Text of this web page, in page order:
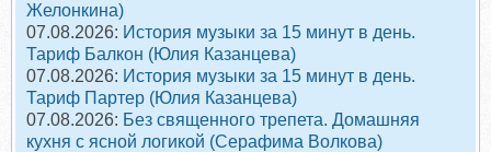
Желонкина)
07.08.2026: История музыки за 15 минут в день.
Тариф Балкон (Юлия Казанцева)
07.08.2026: История музыки за 15 минут в день.
Тариф Партер (Юлия Казанцева)
07.08.2026: Без священного трепета. Домашняя
кухня с ясной логикой (Серафима Волкова)